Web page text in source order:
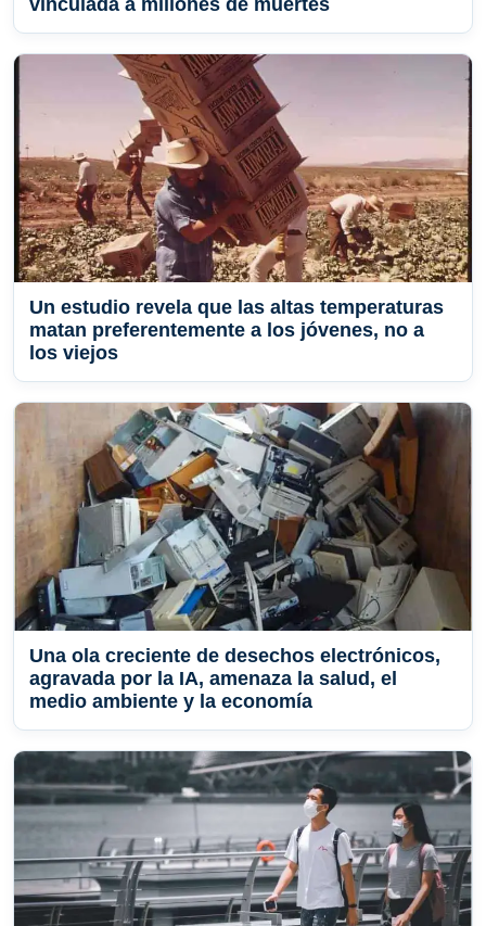
vinculada a millones de muertes
Un estudio revela que las altas temperaturas
matan preferentemente a los jóvenes, no a
los viejos
Una ola creciente de desechos electrónicos,
agravada por la IA, amenaza la salud, el
medio ambiente y la economía